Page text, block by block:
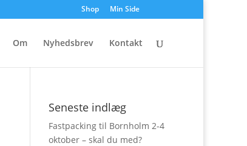
Shop Min Side
Om Nyhedsbrev Kontakt
Seneste indlæg
Fastpacking til Bornholm 2-4
oktober – skal du med?